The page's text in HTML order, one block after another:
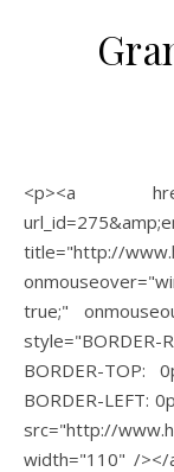
<p><a href="http://www.heitom.de/blog/exit.php?
title="http://
true;"
BORDER-TOP:
BORDER-LEFT:
src="http://
width="110" /></